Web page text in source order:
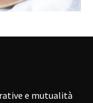
e mutualità